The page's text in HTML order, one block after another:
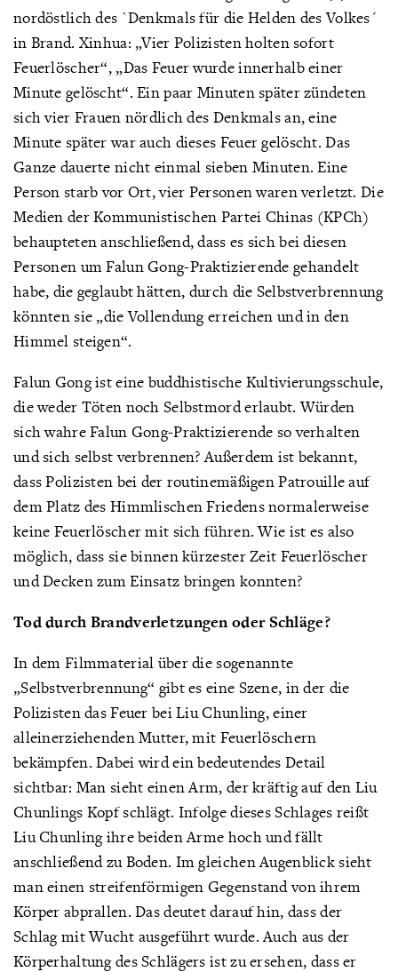
nordöstlich des `Denkmals für die Helden des Volkes´
in Brand. Xinhua: „Vier Polizisten holten sofort
Feuerlöscher“, „Das Feuer wurde innerhalb einer
Minute gelöscht“. Ein paar Minuten später zündeten
sich vier Frauen nördlich des Denkmals an, eine
Minute später war auch dieses Feuer gelöscht. Das
Ganze dauerte nicht einmal sieben Minuten. Eine
Person starb vor Ort, vier Personen waren verletzt. Die
Medien der Kommunistischen Partei Chinas (KPCh)
behaupteten anschließend, dass es sich bei diesen
Personen um Falun Gong-Praktizierende gehandelt
habe, die geglaubt hätten, durch die Selbstverbrennung
könnten sie „die Vollendung erreichen und in den
Himmel steigen“.
Falun Gong ist eine buddhistische Kultivierungsschule,
die weder Töten noch Selbstmord erlaubt. Würden
sich wahre Falun Gong-Praktizierende so verhalten
und sich selbst verbrennen? Außerdem ist bekannt,
dass Polizisten bei der routinemäßigen Patrouille auf
dem Platz des Himmlischen Friedens normalerweise
keine Feuerlöscher mit sich führen. Wie ist es also
möglich, dass sie binnen kürzester Zeit Feuerlöscher
und Decken zum Einsatz bringen konnten?
Tod durch Brandverletzungen oder Schläge?
In dem Filmmaterial über die sogenannte
„Selbstverbrennung“ gibt es eine Szene, in der die
Polizisten das Feuer bei Liu Chunling, einer
alleinerziehenden Mutter, mit Feuerlöschern
bekämpfen. Dabei wird ein bedeutendes Detail
sichtbar: Man sieht einen Arm, der kräftig auf den Liu
Chunlings Kopf schlägt. Infolge dieses Schlages reißt
Liu Chunling ihre beiden Arme hoch und fällt
anschließend zu Boden. Im gleichen Augenblick sieht
man einen streifenförmigen Gegenstand von ihrem
Körper abprallen. Das deutet darauf hin, dass der
Schlag mit Wucht ausgeführt wurde. Auch aus der
Körperhaltung des Schlägers ist zu ersehen, dass er